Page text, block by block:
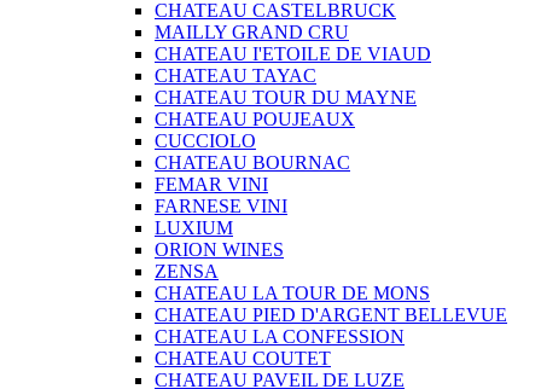
CHATEAU CASTELBRUCK
MAILLY GRAND CRU
CHATEAU I'ETOILE DE VIAUD
CHATEAU TAYAC
CHATEAU TOUR DU MAYNE
CHATEAU POUJEAUX
CUCCIOLO
CHATEAU BOURNAC
FEMAR VINI
FARNESE VINI
LUXIUM
ORION WINES
ZENSA
CHATEAU LA TOUR DE MONS
CHATEAU PIED D'ARGENT BELLEVUE
CHATEAU LA CONFESSION
CHATEAU COUTET
CHATEAU PAVEIL DE LUZE